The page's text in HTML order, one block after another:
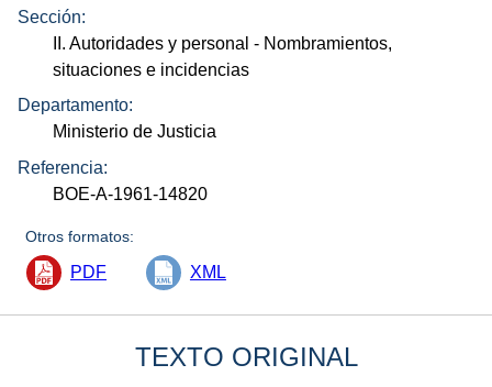
Sección:
II. Autoridades y personal - Nombramientos,
situaciones e incidencias
Departamento:
Ministerio de Justicia
Referencia:
BOE-A-1961-14820
Otros formatos:
PDF XML
TEXTO ORIGINAL